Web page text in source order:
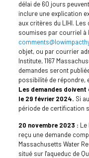
délai de 60 jours
inclure une explication
aux critères du LIHI.
soumises par courriel à
objet, ou par courrier
Institute, 1167
demandes seront
possibilité de répondre,
Les demandes doivent
le 29 février 2024. Si
période de certification
20 novembre 2023 : Le
reçu une demande
Massachusetts Water
situé sur l'aqueduc de